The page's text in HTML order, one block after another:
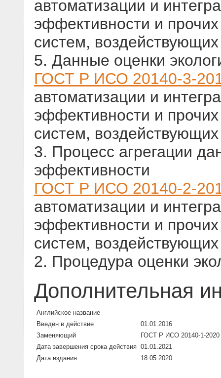
автоматизации и
эффективности и
систем,
5. Данные оценки
ГОСТ Р ИСО 20140-3-
автоматизации и
эффективности и
систем,
3. Процесс агрегации
эффективности
ГОСТ Р ИСО 20140-2-
автоматизации и
эффективности и
систем,
2. Процедура оценки
Дополнительная
Английское название
Введен в действие
01.01.2016
Заменяющий
ГОСТ Р ИСО 20140-1-2020
Дата завершения срока действия 01.01.2021
Дата издания
18.05.2020